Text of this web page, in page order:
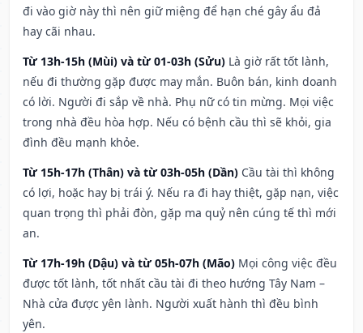
đi vào giờ này thì nên giữ miệng để hạn ché gây ẩu đả
hay cãi nhau.
Từ 13h-15h (Mùi) và từ 01-03h (Sửu) Là giờ rất tốt lành,
nếu đi thường gặp được may mắn. Buôn bán, kinh doanh
có lời. Người đi sắp về nhà. Phụ nữ có tin mừng. Mọi việc
trong nhà đều hòa hợp. Nếu có bệnh cầu thì sẽ khỏi, gia
đình đều mạnh khỏe.
Từ 15h-17h (Thân) và từ 03h-05h (Dần) Cầu tài thì không
có lợi, hoặc hay bị trái ý. Nếu ra đi hay thiệt, gặp nạn, việc
quan trọng thì phải đòn, gặp ma quỷ nên cúng tế thì mới
an.
Từ 17h-19h (Dậu) và từ 05h-07h (Mão) Mọi công việc đều
được tốt lành, tốt nhất cầu tài đi theo hướng Tây Nam –
Nhà cửa được yên lành. Người xuất hành thì đều bình
yên.